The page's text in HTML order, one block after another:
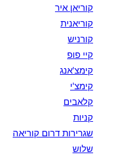
קוריאן איר
קוריאנית
קורניש
קיי פופ
קימצ'אנג
קימצ'י
קלאבים
קניות
שגרירות דרום קוריאה
שלוש